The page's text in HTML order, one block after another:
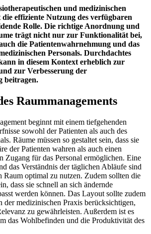
und medizinischen
effiziente Nutzung des verfügbaren
Rolle. Die richtige Anordnung und
trägt nicht nur zur Funktionalität bei,
die Patientenwahrnehmung und das
Personals. Durchdachtes
in diesem Kontext erheblich zur
zur Verbesserung der
beitragen.
Raummanagements
beginnt mit einem tiefgehenden
sowohl der Patienten als auch des
Räume müssen so gestaltet sein, dass sie
der Patienten wahren als auch einen
Zugang für das Personal ermöglichen. Eine
das Verständnis der täglichen Abläufe sind
Raum optimal zu nutzen. Zudem sollten die
dass sie schnell an sich ändernde
werden können. Das Layout sollte zudem
der medizinischen Praxis berücksichtigen,
zu gewährleisten. Außerdem ist es
das Wohlbefinden und die Produktivität des